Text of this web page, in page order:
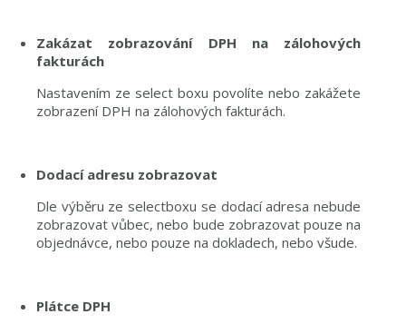
Zakázat zobrazování DPH na zálohových
fakturách
Nastavením ze select boxu povolíte nebo zakážete
zobrazení DPH na zálohových fakturách.
Dodací adresu zobrazovat
Dle výběru ze selectboxu se dodací adresa nebude
zobrazovat vůbec, nebo bude zobrazovat pouze na
objednávce, nebo pouze na dokladech, nebo všude.
Plátce DPH